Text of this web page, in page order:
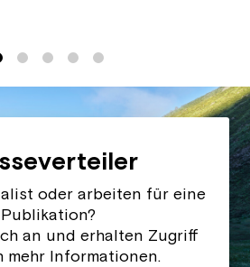
oder arbeiten für eine
Publikation?
an und erhalten Zugriff
mehr Informationen.